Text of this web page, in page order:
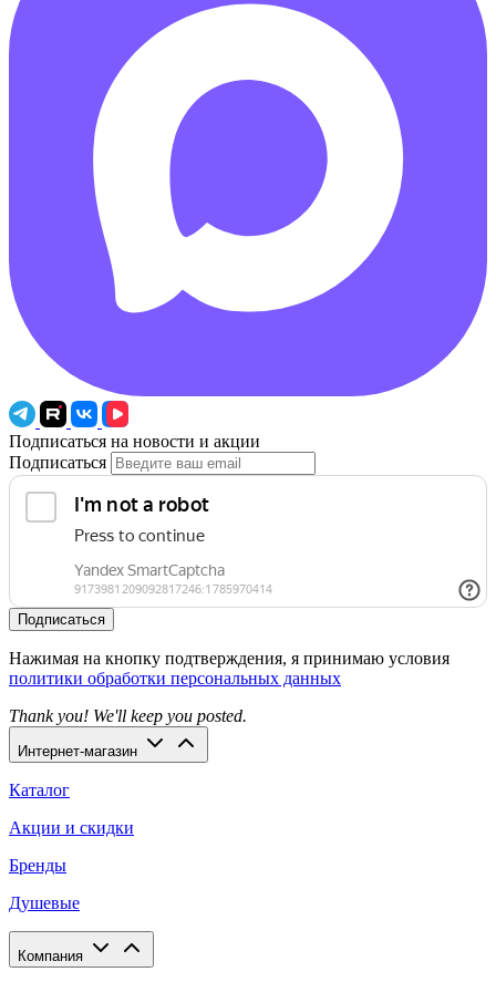
Подписаться на новости и акции
Подписаться
Подписаться
Нажимая на кнопку подтверждения, я принимаю условия
политики обработки персональных данных
Thank you! We'll keep you posted.
Интернет-магазин
Каталог
Акции и скидки
Бренды
Душевые
Компания